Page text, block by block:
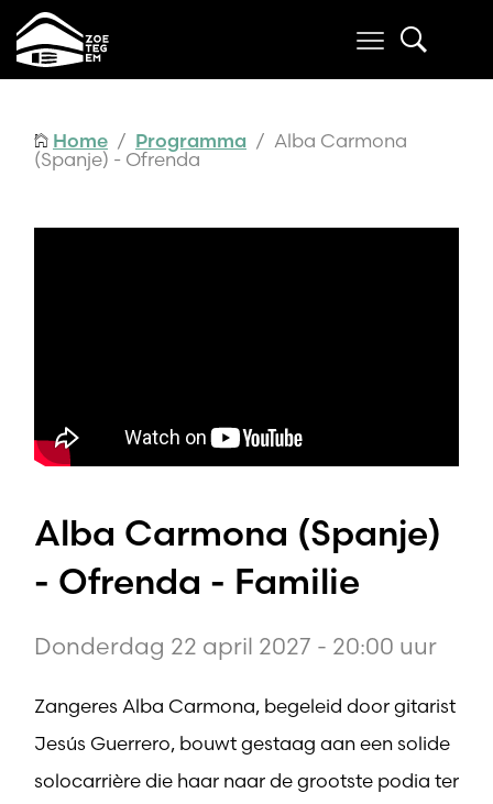
Home / Programma / Alba Carmona
(Spanje) - Ofrenda
Alba Carmona (Spanje)
- Ofrenda - Familie
Donderdag 22 april 2027 - 20:00 uur
Zangeres Alba Carmona, begeleid door gitarist
Jesús Guerrero, bouwt gestaag aan een solide
solocarrière die haar naar de grootste podia ter